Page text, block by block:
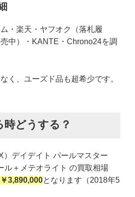
・楽天・ヤフオク（落札履
中）・KANTE・Chrono24を調
く、ユーズド品も超希少です。
時どうする？
）デイデイト パールマスター
ル＋メテオライト の買取相場
3,890,000となります（2018年5